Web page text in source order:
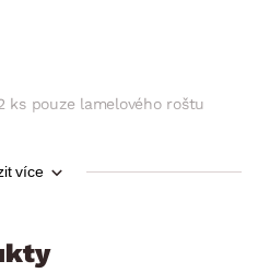
ks pouze lamelového roštu
rámu: nastavitelné hloubky
(individuální nastavení při
více